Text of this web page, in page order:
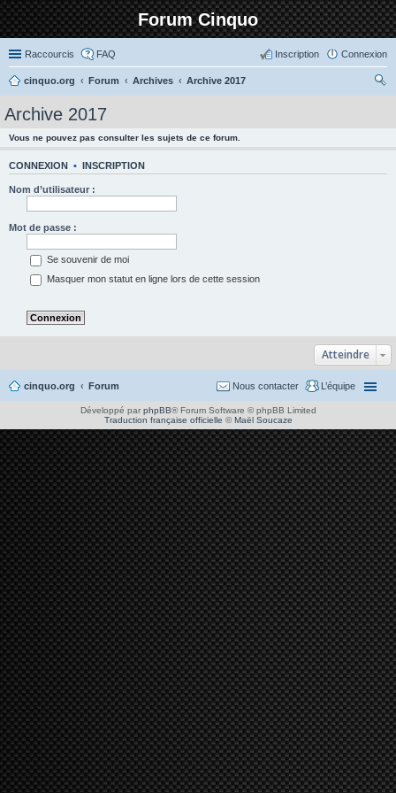
Forum Cinquo
Raccourcis FAQ Connexion
Inscription
cinquo.org Forum Archives
Archive 2017
Archive 2017
Vous ne pouvez pas consulter les sujets de ce forum.
CONNEXION • INSCRIPTION
Nom d’utilisateur :
Mot de passe :
Se souvenir de moi
Masquer mon statut en ligne lors de cette session
Atteindre
cinquo.org Forum L’équipe
Nous contacter
Développé par phpBB® Forum Software © phpBB Limited
Traduction française officielle ©Maël Soucaze